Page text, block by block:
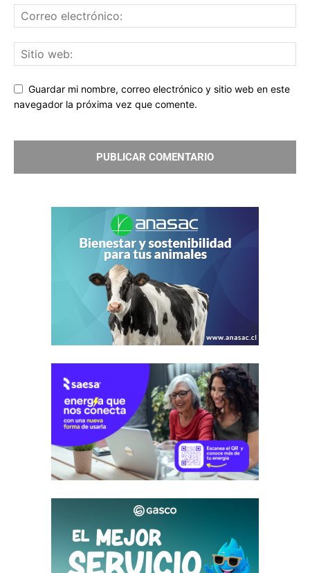
Guardar mi nombre, correo electrónico y sitio web en este
navegador la próxima vez que comente.